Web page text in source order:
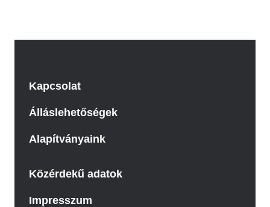
Kapcsolat
Álláslehetőségek
Alapítványaink
Közérdekű adatok
Impresszum